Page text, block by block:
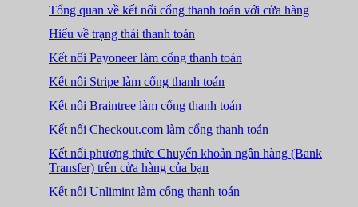
Tổng quan về kết nối cổng thanh toán với cửa hàng
Hiểu về trạng thái thanh toán
Kết nối Payoneer làm cổng thanh toán
Kết nối Stripe làm cổng thanh toán
Kết nối Braintree làm cổng thanh toán
Kết nối Checkout.com làm cổng thanh toán
Kết nối phương thức Chuyển khoản ngân hàng (Bank
Transfer) trên cửa hàng của bạn
Kết nối Unlimint làm cổng thanh toán